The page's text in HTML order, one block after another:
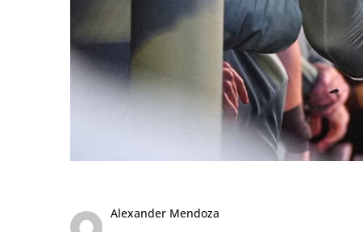
Alexander Mendoza